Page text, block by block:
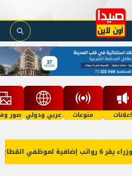
اعلانات منوعات عربي ودولي صور